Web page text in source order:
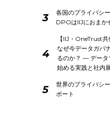
3
各国のプライバシ
DPOはIIJにおまか
4
【IIJ・OneTrust共
なぜ今データガバ
るのか？ ― データ
始める実践と社内
5
世界のプライバシ
ポート